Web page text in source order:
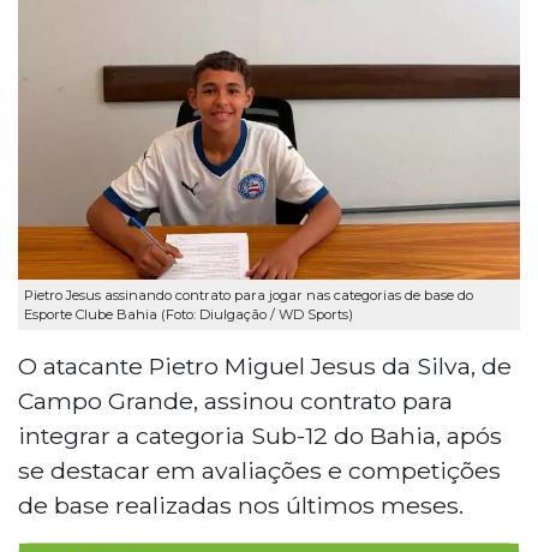
Pietro Jesus assinando contrato para jogar nas categorias de base do
Esporte Clube Bahia (Foto: Diulgação / WD Sports)
O atacante Pietro Miguel Jesus da Silva, de
Campo Grande, assinou contrato para
integrar a categoria Sub-12 do Bahia, após
se destacar em avaliações e competições
de base realizadas nos últimos meses.